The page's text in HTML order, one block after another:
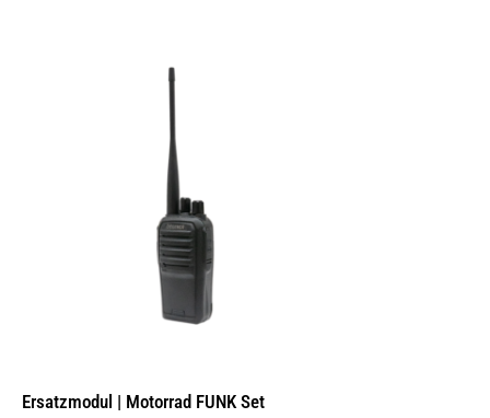
Ersatzmodul | Motorrad FUNK Set